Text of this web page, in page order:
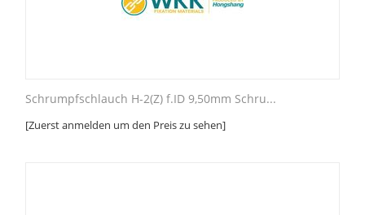
Schrumpfschlauch H-2(Z) f.ID 9,50mm Schru...
[Zuerst anmelden um den Preis zu sehen]